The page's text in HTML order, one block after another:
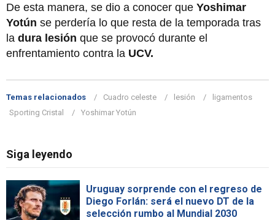
De esta manera, se dio a conocer que Yoshimar
Yotún se perdería lo que resta de la temporada tras
la dura lesión que se provocó durante el
enfrentamiento contra la UCV.
Temas relacionados Cuadro celeste lesión
ligamentos
Sporting Cristal
Yoshimar Yotún
Siga leyendo
Uruguay sorprende con el regreso de
Diego Forlán: será el nuevo DT de la
selección rumbo al Mundial 2030